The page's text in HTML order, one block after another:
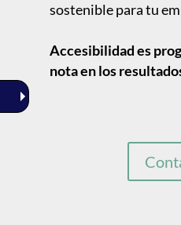
sostenible para tu
Accesibilidad es
nota en los